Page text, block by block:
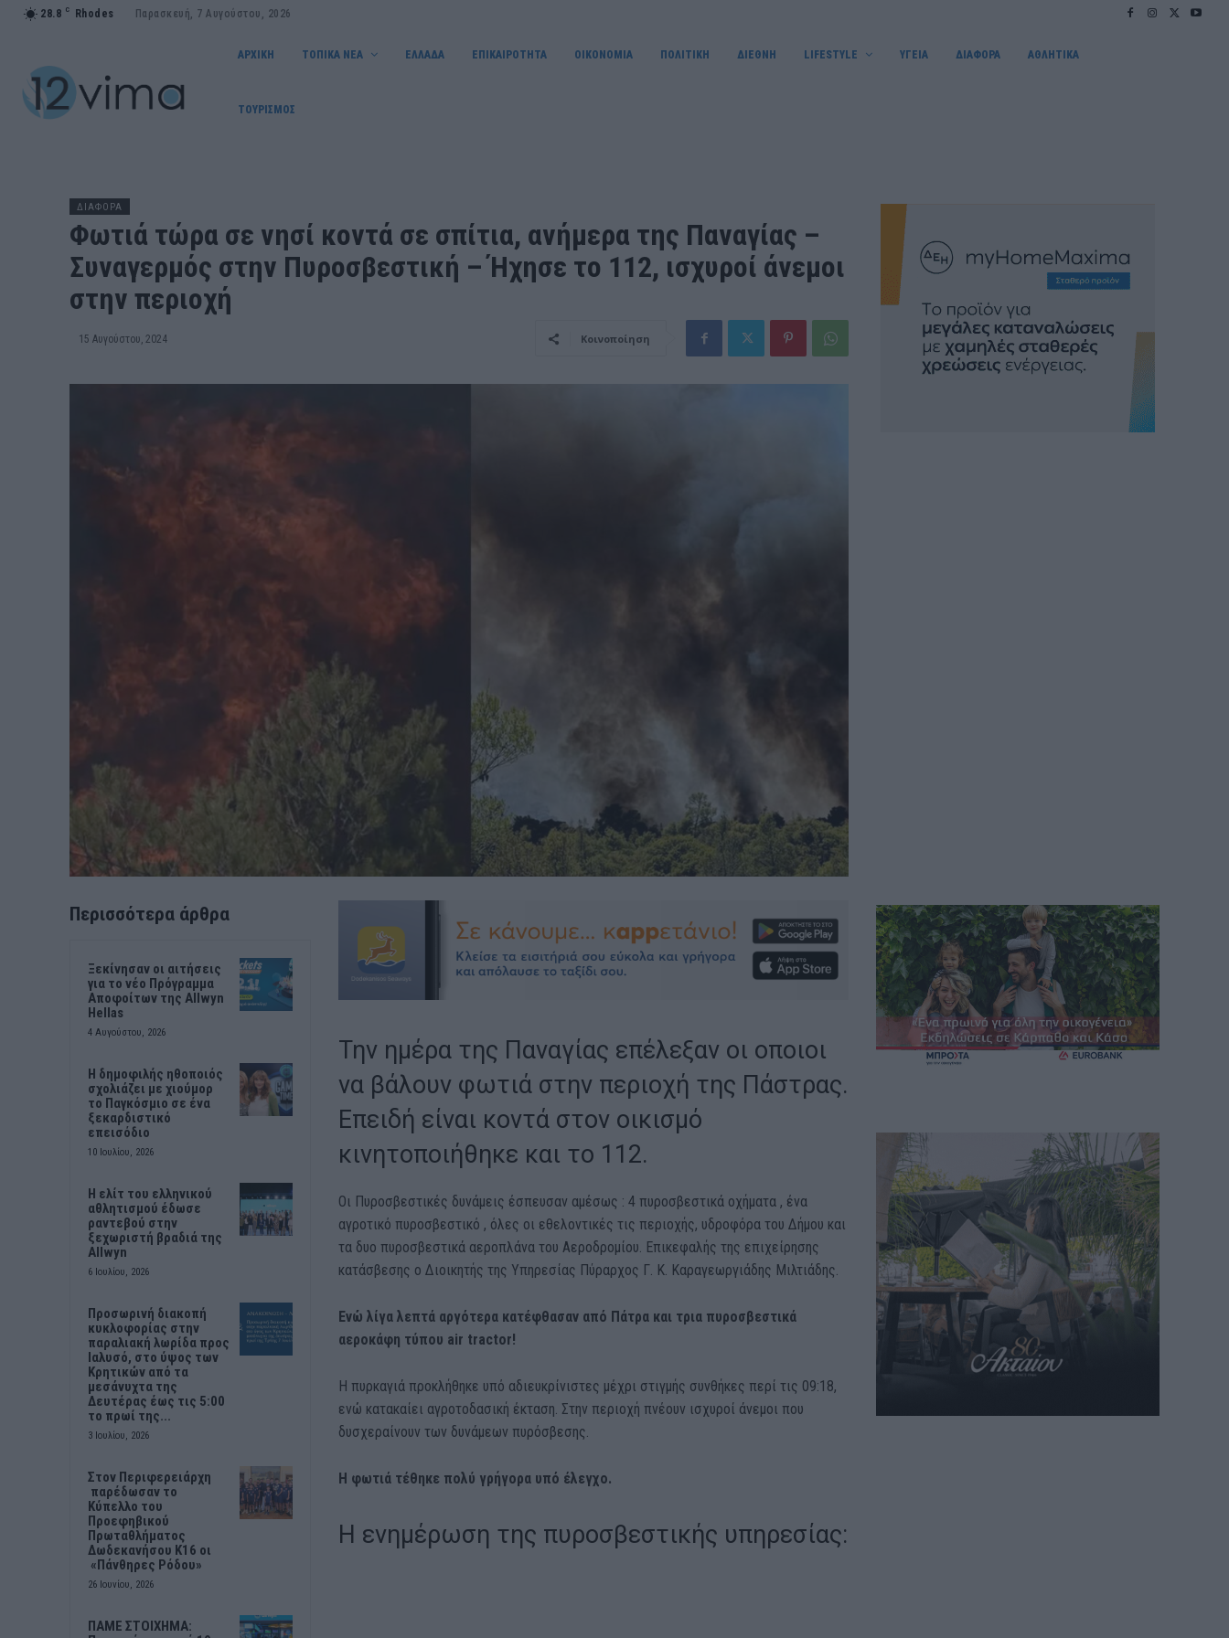
28.8 C Rhodes Παρασκευή, 7 Αυγούστου, 2026
ΑΡΧΙΚΗ ΤΟΠΙΚΑ ΝΕΑ ΕΛΛΑΔΑ ΕΠΙΚΑΙΡΟΤΗΤΑ OIKONOMIA ΠΟΛΙΤΙΚΗ ΔΙΕΘΝΗ LIFESTYLE ΥΓΕΙΑ ΔΙΑΦΟΡΑ ΑΘΛΗΤΙΚΑ
ΤΟΥΡΙΣΜΟΣ
ΔΙΑΦΟΡΑ
Φωτιά τώρα σε νησί κοντά σε σπίτια, ανήμερα της Παναγίας –
Συναγερμός στην Πυροσβεστική – Ήχησε το 112, ισχυροί άνεμοι
στην περιοχή
15 Αυγούστου, 2024 Κοινοποίηση
Περισσότερα άρθρα
Ξεκίνησαν οι αιτήσεις
για το νέο Πρόγραμμα
Αποφοίτων της Allwyn
Hellas
4 Αυγούστου, 2026
Η δημοφιλής ηθοποιός
σχολιάζει με χιούμορ
το Παγκόσμιο σε ένα
ξεκαρδιστικό
επεισόδιο
10 Ιουλίου, 2026
Η ελίτ του ελληνικού
αθλητισμού έδωσε
ραντεβού στην
ξεχωριστή βραδιά της
Allwyn
6 Ιουλίου, 2026
Προσωρινή διακοπή
κυκλοφορίας στην
παραλιακή λωρίδα προς
Ιαλυσό, στο ύψος των
Κρητικών από τα
μεσάνυχτα της
Δευτέρας έως τις 5:00
το πρωί της...
3 Ιουλίου, 2026
Στον Περιφερειάρχη
παρέδωσαν το
Κύπελλο του
Προεφηβικού
Πρωταθλήματος
Δωδεκανήσου Κ16 οι
«Πάνθηρες Ρόδου»
26 Ιουνίου, 2026
ΠΑΜΕ ΣΤΟΙΧΗΜΑ:
Την ημέρα της Παναγίας επέλεξαν οι οποιοι
να βάλουν φωτιά στην περιοχή της Πάστρας.
Επειδή είναι κοντά στον οικισμό
κινητοποιήθηκε και το 112.
Οι Πυροσβεστικές δυνάμεις έσπευσαν αμέσως : 4 πυροσβεστικά οχήματα , ένα
αγροτικό πυροσβεστικό , όλες οι εθελοντικές τις περιοχής, υδροφόρα του Δήμου και
τα δυο πυροσβεστικά αεροπλάνα του Αεροδρομίου. Επικεφαλής της επιχείρησης
κατάσβεσης ο Διοικητής της Υπηρεσίας Πύραρχος Γ. Κ. Καραγεωργιάδης Μιλτιάδης.
Eνώ λίγα λεπτά αργότερα κατέφθασαν από Πάτρα και τρια πυροσβεστικά
αεροκάφη τύπου air tractor!
Η πυρκαγιά προκλήθηκε υπό αδιευκρίνιστες μέχρι στιγμής συνθήκες περί τις 09:18,
ενώ κατακαίει αγροτοδασική έκταση. Στην περιοχή πνέουν ισχυροί άνεμοι που
δυσχεραίνουν των δυνάμεων πυρόσβεσης.
Η φωτιά τέθηκε πολύ γρήγορα υπό έλεγχο.
Η ενημέρωση της πυροσβεστικής υπηρεσίας: